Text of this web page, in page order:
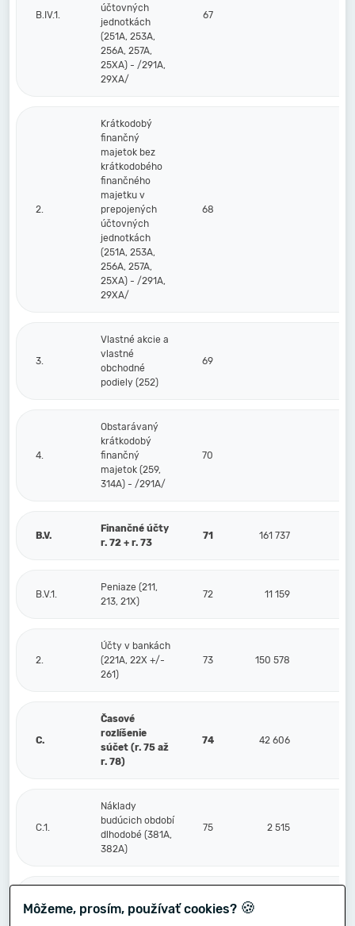
B.IV.1.
účtovných
jednotkách
(251A, 253A,
256A, 257A,
25XA) - /291A,
29XA/
67
2.
Krátkodobý
finančný
majetok bez
krátkodobého
finančného
majetku v
prepojených
účtovných
jednotkách
(251A, 253A,
256A, 257A,
25XA) - /291A,
29XA/
68
3.
Vlastné akcie a
vlastné
obchodné
podiely (252)
69
4.
Obstarávaný
krátkodobý
finančný
majetok (259,
314A) - /291A/
70
B.V.
Finančné účty
r. 72 + r. 73
71 161 737
B.V.1.
Peniaze (211,
213, 21X)
72 11 159
2.
Účty v bankách
(221A, 22X +/-
261)
73 150 578
C.
Časové
rozlíšenie
súčet (r. 75 až
r. 78)
74 42 606
C.1.
Náklady
budúcich období
dlhodobé (381A,
382A)
75 2 515
2.
budúcich období
76
Môžeme, prosím, používať cookies? 🍪